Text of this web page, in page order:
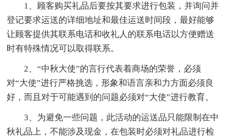
1、顾客购买礼品后要按其要求进行包装，并询问并
登记要求运送的详细地址和最佳运送时间段，最好能够
让顾客提供其联系电话和收礼人的联系电话以方便赠送
时有特殊情况可以取得联系。
2、“中秋大使”的言行代表着商场的荣誉，必须
对“大使”进行严格挑选，形象和语言亲和力方面必须良
好，而且对于可能遇到的问题必须对“大使”进行教育。
3、为避免一些问题，此活动的运送品只能限制在中
秋礼品上，不能涉及现金，在包装时必须对礼品进行检